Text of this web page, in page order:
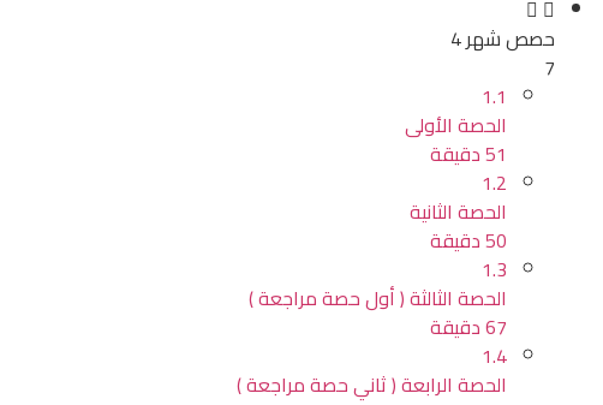
حصص شهر 4
7
1.1
الحصة الأولى
51 دقيقة
1.2
الحصة الثانية
50 دقيقة
1.3
الحصة الثالثة ( أول حصة مراجعة )
67 دقيقة
1.4
الحصة الرابعة ( ثاني حصة مراجعة )